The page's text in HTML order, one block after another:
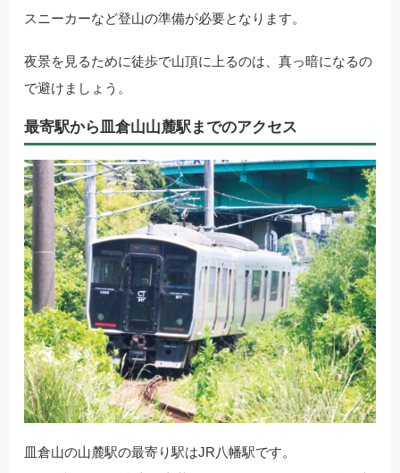
スニーカーなど登山の準備が必要となります。
夜景を見るために徒歩で山頂に上るのは、真っ暗になるの
で避けましょう。
最寄駅から皿倉山山麓駅までのアクセス
皿倉山の山麓駅の最寄り駅はJR八幡駅です。